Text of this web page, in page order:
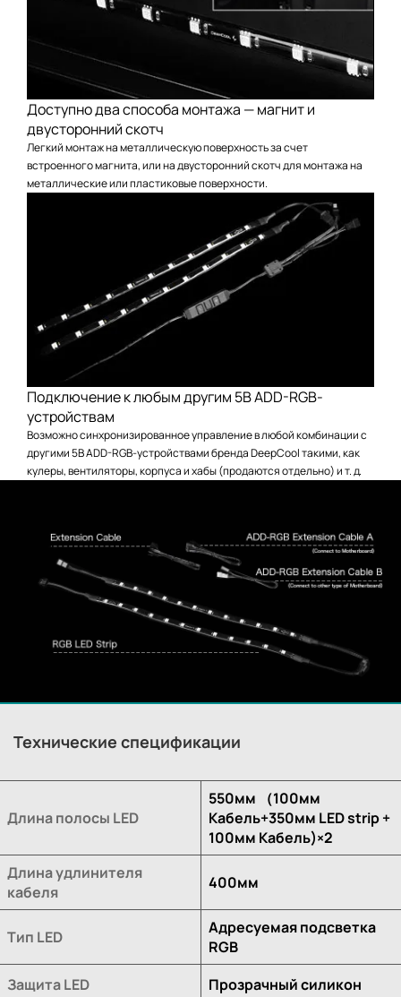
Доступно два способа монтажа — магнит и
двусторонний скотч
Легкий монтаж на металлическую поверхность за счет
встроенного магнита, или на двусторонний скотч для монтажа на
металлические или пластиковые поверхности.
Подключение к любым другим 5В ADD-RGB-
устройствам
Возможно синхронизированное управление в любой комбинации с
другими 5В ADD-RGB-устройствами бренда DeepCool такими, как
кулеры, вентиляторы, корпуса и хабы (продаются отдельно) и т. д.
Технические спецификации
Длина полосы LED
550мм （100мм
Кабель+350мм LED strip +
100мм Кабель)×2
Длина удлинителя
кабеля
400мм
Тип LED
Адресуемая подсветка
RGB
Защита LED
Прозрачный силикон